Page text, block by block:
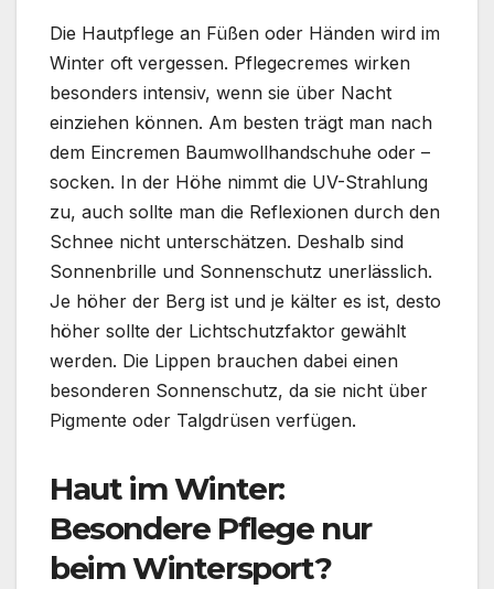
Die Hautpflege an Füßen oder Händen wird im
Winter oft vergessen. Pflegecremes wirken
besonders intensiv, wenn sie über Nacht
einziehen können. Am besten trägt man nach
dem Eincremen Baumwollhandschuhe oder –
socken. In der Höhe nimmt die UV-Strahlung
zu, auch sollte man die Reflexionen durch den
Schnee nicht unterschätzen. Deshalb sind
Sonnenbrille und Sonnenschutz unerlässlich.
Je höher der Berg ist und je kälter es ist, desto
höher sollte der Lichtschutzfaktor gewählt
werden. Die Lippen brauchen dabei einen
besonderen Sonnenschutz, da sie nicht über
Pigmente oder Talgdrüsen verfügen.
Haut im Winter:
Besondere Pflege nur
beim Wintersport?